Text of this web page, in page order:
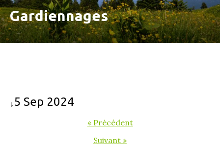
Gardiennages
↓ 5 Sep 2024
« Précédent
Suivant »